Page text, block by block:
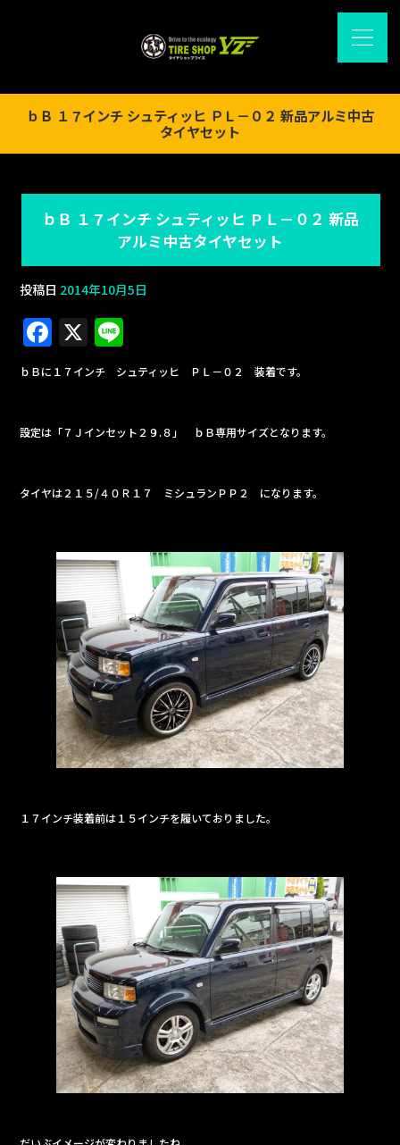
ｂＢ １７インチ シュティッヒ ＰＬ－０２ 新品アルミ中古
タイヤセット
ｂＢ １７インチ シュティッヒ ＰＬ－０２ 新品
アルミ中古タイヤセット
投稿日 2014年10月5日
F
a
c
e
b
o
X
n
e
ｂＢに１７インチ シュティッヒ ＰＬ－０２ 装着です。
設定は「７Ｊインセット２９.８」 ｂＢ専用サイズとなります。
タイヤは２１５/４０Ｒ１７ ミシュランＰＰ２ になります。
１７インチ装着前は１５インチを履いておりました。